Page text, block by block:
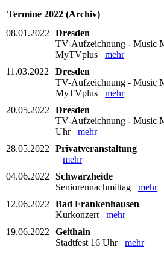
Termine 2022 (Archiv)
08.01.2022
Dresden
TV-Aufzeichnung - Music
MyTVplus mehr
11.03.2022
Dresden
TV-Aufzeichnung - Music
MyTVplus mehr
20.05.2022
Dresden
TV-Aufzeichnung - Music
Uhr mehr
28.05.2022
Privatveranstaltung
mehr
04.06.2022
Schwarzheide
Seniorennachmittag mehr
12.06.2022
Bad Frankenhausen
Kurkonzert mehr
19.06.2022
Geithain
Stadtfest 16 Uhr mehr